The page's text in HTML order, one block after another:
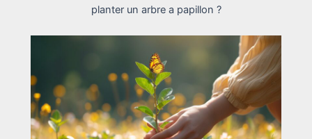
planter un arbre a papillon ?